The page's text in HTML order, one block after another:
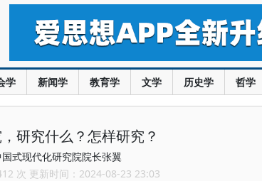
学 新闻学 教育学 文学 历史学 哲学
研究什么？怎样研究？
式现代化研究院院长张翼
次 更新时间：2024-08-23 23:03